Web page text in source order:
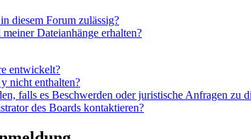
diesem Forum zulässig?
Dateianhänge erhalten?
entwickelt?
nicht enthalten?
falls es Beschwerden oder juristische Anfragen zu
des Boards kontaktieren?